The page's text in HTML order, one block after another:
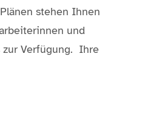
stehen Ihnen
und
zur Verfügung. Ihre